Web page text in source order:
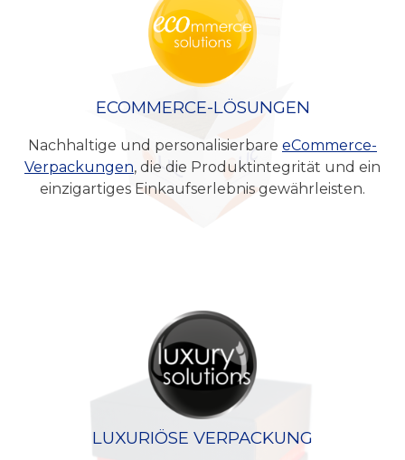
ECOMMERCE-LÖSUNGEN
Nachhaltige und personalisierbare eCommerce-
Verpackungen, die die Produktintegrität und ein
einzigartiges Einkaufserlebnis gewährleisten.
LUXURIÖSE VERPACKUNG